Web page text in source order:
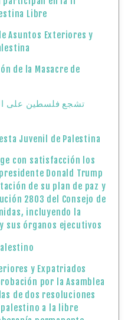
Libre
Asuntos Exteriores y
de la Masacre de
تشجع فلسطين على
Juvenil de Palestina
con satisfacción los
Donald Trump
de su plan de paz y
2803 del Consejo de
incluyendo la
sus órganos ejecutivos
y Expatriados
por la Asamblea
de dos resoluciones
a la libre